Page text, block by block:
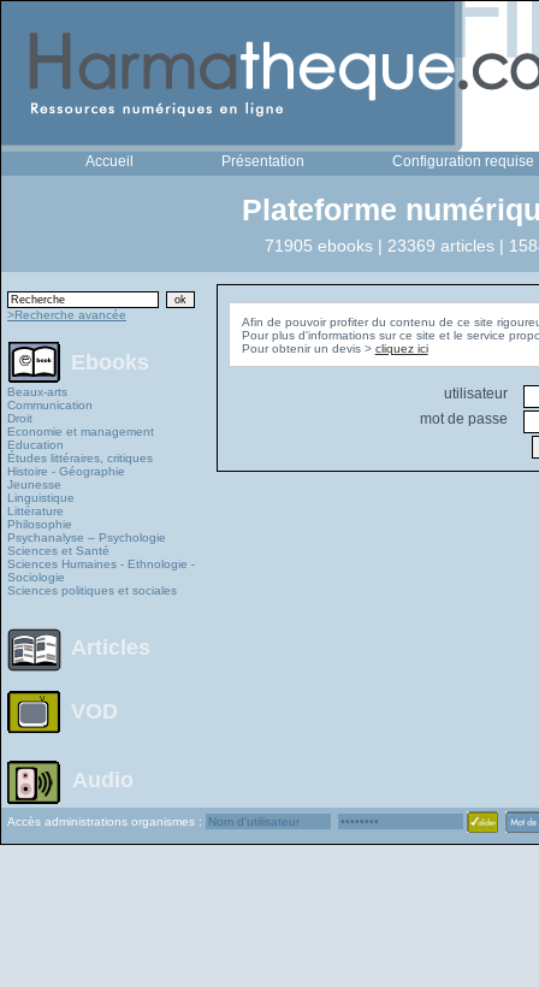
Accueil Présentation Configuration requise
Plateforme
71905 ebooks | 23369 articles |
>Recherche avancée
Ebooks
Beaux-arts
Communication
Droit
Economie et management
Education
Études littéraires, critiques
Histoire - Géographie
Jeunesse
Linguistique
Littérature
Philosophie
Psychanalyse – Psychologie
Sciences et Santé
Sciences Humaines - Ethnologie -
Sociologie
Sciences politiques et sociales
Articles
VOD
Audio
Afin de pouvoir profiter du contenu de ce site
Pour plus d'informations sur ce site et le service
Pour obtenir un devis > cliquez ici
utilisateur
mot de passe
Accès administrations organismes :